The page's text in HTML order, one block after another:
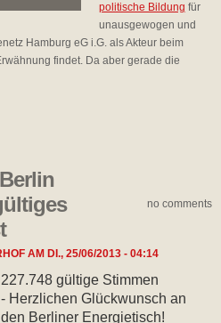
politische Bildung für
unausgewogen und
Hamburg eG i.G. als Akteur beim
findet. Da aber gerade die
no comments
AM DI., 25/06/2013 - 04:14
227.748 gültige Stimmen
- Herzlichen Glückwunsch an
den Berliner Energietisch!